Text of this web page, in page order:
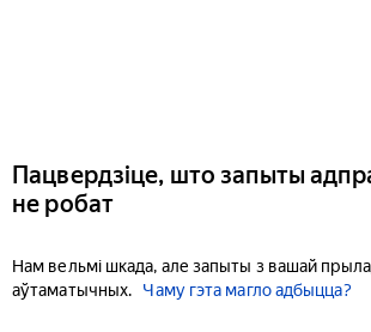
Пацвердзіце, што запыты
не робат
Нам вельмі шкада, але запыты з вашай
аўтаматычных.
Чаму гэта магло адбыцца?